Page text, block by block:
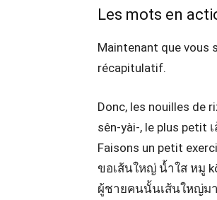
Les mots en
Maintenant que vous
récapitulatif.
Donc, les nouilles de
sên-yài-, le plus petit
Faisons un petit
ขอเส้นใหญ่ น้ำใส หมู
ผู้ชายคนนั้นเส้นใหญ่มา